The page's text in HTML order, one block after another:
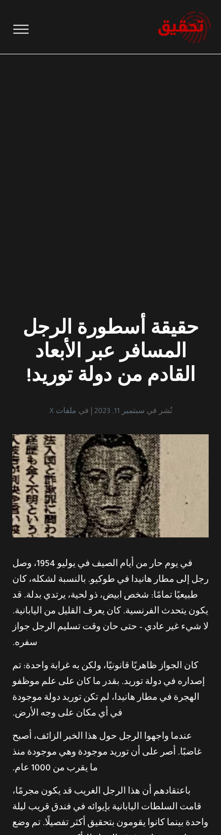
إلى
المحتوى
حقيقة أسطورة الرجل
المسافر عبر الأبعاد
القادم من دولة توريد!
نُشر في سبتمبر 11, 2023 في ملفات X
في يوم حار من أيام الصيف في يوليو 1954، وصل
رجل إلى مطار هانيدا في طوكيو. بالنسبة لشكله، كان
طبيعيًا تمامًا: شخص ابيض، ذو لحية، يرتدي بدلة. قد
يكون يتحدث الفرنسية. كان يعرف القليل من اليابانية.
لا شيء غير عادي – حتى حان وقت تسليم الرجل جواز
سفره.
كان الجواز ظاهريًا قانونيًا، ولكن به غرابة واحدة: تم
إصداره في دولة توريد. بقدر ما كان على علم موظفو
الهجرة في مطار هانيدا، لم تكن توريد دولة موجودة
في أي مكان على وجه الأرض.
عندما واجهوا الرجل حول هذا الخبر الزائف، أصبح
غاضبًا. أصر على أن توريد موجودة وهي موجودة منذ
ما يقرب من 1000 عام.
باعتقادهم أن هذا الرجل الغريب قد يكون مجرمًا،
قامت السلطات اليابانية بإيوائه في فندق قريب ليلة
واحدة بينما كانوا يقومون بتحقيق أكثر تفصيلًا. تم وضع